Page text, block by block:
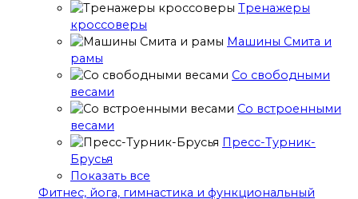
Тренажеры
кроссоверы
Машины Смита и
рамы
Со свободными
весами
Со встроенными
весами
Пресс-Турник-
Брусья
Показать все
Фитнес, йога, гимнастика и функциональный